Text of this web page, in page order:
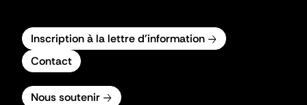
Inscription à la lettre d'information
Contact
Nous soutenir